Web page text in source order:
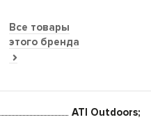
Все товары
этого бренда
ATI Outdoors;